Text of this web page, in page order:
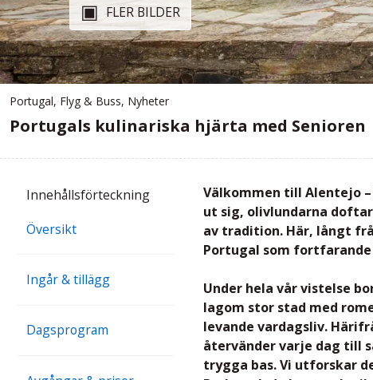
FLER BILDER
Portugal, Flyg & Buss, Nyheter
Portugals kulinariska hjärta med Senioren
Innehållsförteckning
Översikt
Ingår & tillägg
Dagsprogram
Välkommen till Alentejo
ut sig, olivlundarna
av tradition. Här, långt
Portugal som
Under hela vår vistelse
lagom stor stad med
levande vardagsliv.
återvänder varje dag till
trygga bas. Vi utforskar